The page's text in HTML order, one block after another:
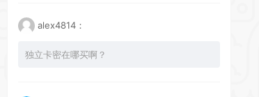
alex4814：
独立卡密在哪买啊？